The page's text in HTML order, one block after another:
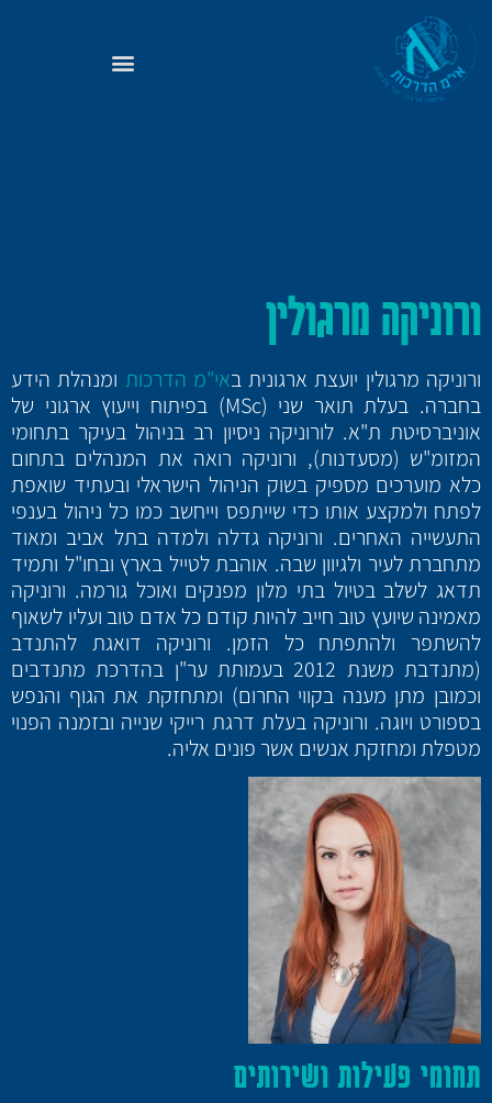
ורוניקה מרגולין
ורוניקה מרגולין יועצת ארגונית באי"מ הדרכות ומנהלת הידע
בחברה. בעלת תואר שני (MSc) בפיתוח וייעוץ ארגוני של
אוניברסיטת ת"א. לורוניקה ניסיון רב בניהול בעיקר בתחומי
המזומ"ש (מסעדנות), ורוניקה רואה את המנהלים בתחום
כלא מוערכים מספיק בשוק הניהול הישראלי ובעתיד שואפת
לפתח ולמקצע אותו כדי שייתפס וייחשב כמו כל ניהול בענפי
התעשייה האחרים. ורוניקה גדלה ולמדה בתל אביב ומאוד
מתחברת לעיר ולגיוון שבה. אוהבת לטייל בארץ ובחו"ל ותמיד
תדאג לשלב בטיול בתי מלון מפנקים ואוכל גורמה. ורוניקה
מאמינה שיועץ טוב חייב להיות קודם כל אדם טוב ועליו לשאוף
להשתפר ולהתפתח כל הזמן. ורוניקה דואגת להתנדב
(מתנדבת משנת 2012 בעמותת ער"ן בהדרכת מתנדבים
וכמובן מתן מענה בקווי החרום) ומתחזקת את הגוף והנפש
בספורט ויוגה. ורוניקה בעלת דרגת רייקי שנייה ובזמנה הפנוי
מטפלת ומחזקת אנשים אשר פונים אליה.
תחומי פעילות ושירותים